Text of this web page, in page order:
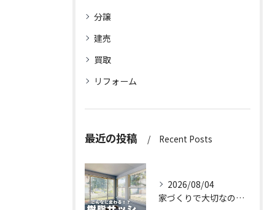
分譲
建売
買取
リフォーム
最近の投稿 Recent Posts
2026/08/04
家づくりで大切なのは、住んでからの快適さ🌿